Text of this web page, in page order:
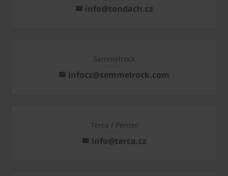
info@tondach.cz
Semmelrock
infocz@semmelrock.com
Terca / Penter
info@terca.cz